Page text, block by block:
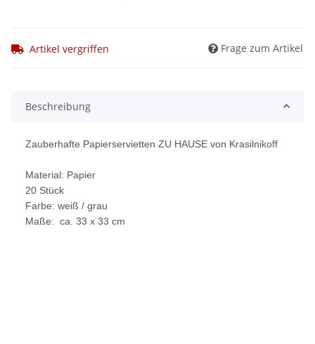
Artikel vergriffen Frage zum Artikel
Beschreibung
Zauberhafte Papierservietten ZU HAUSE von Krasilnikoff
Material: Papier
20 Stück
Farbe: weiß / grau
Maße: ca. 33 x 33 cm